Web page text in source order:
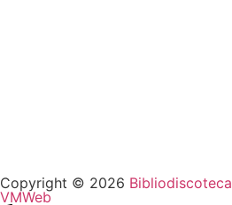
Copyright © 2026 Bibliodiscoteca
VMWeb